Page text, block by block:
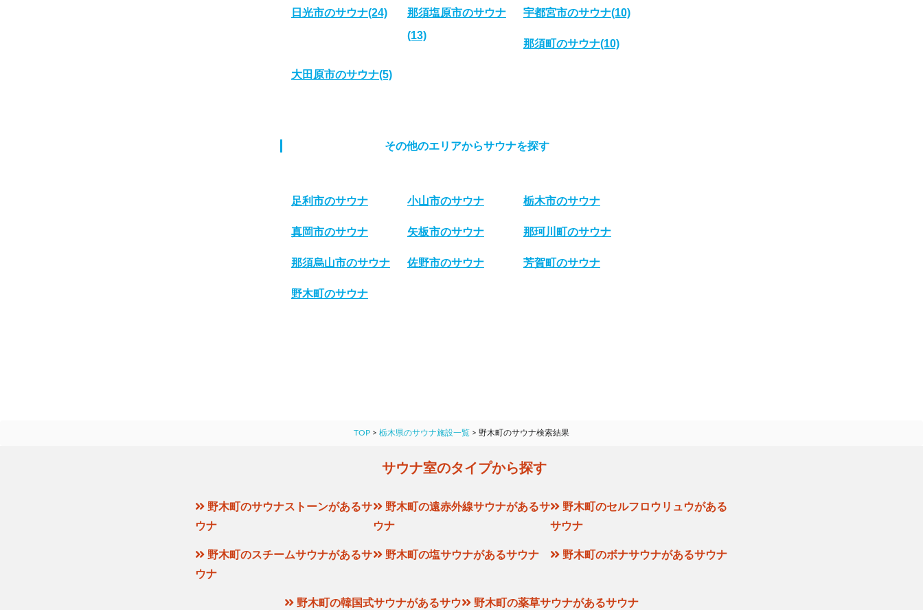
日光市のサウナ(24)
那須塩原市のサウナ
(13)
宇都宮市のサウナ(10)
那須町のサウナ(10)
大田原市のサウナ(5)
その他のエリアからサウナを探す
足利市のサウナ 小山市のサウナ 栃木市のサウナ
真岡市のサウナ 矢板市のサウナ 那珂川町のサウナ
那須烏山市のサウナ 佐野市のサウナ 芳賀町のサウナ
野木町のサウナ
TOP > 栃木県のサウナ施設一覧 > 野木町のサウナ検索結果
サウナ室のタイプから探す
野木町のサウナストーンがあるサ
ウナ
野木町の遠赤外線サウナがあるサ
ウナ
野木町のセルフロウリュウがある
サウナ
野木町のスチームサウナがあるサ
ウナ
野木町の塩サウナがあるサウナ 野木町のボナサウナがあるサウナ
野木町の韓国式サウナがあるサウ
野木町の薬草サウナがあるサウナ